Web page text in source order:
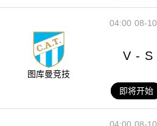
08-10
04:00
图库曼竞技
V - S
即将开始